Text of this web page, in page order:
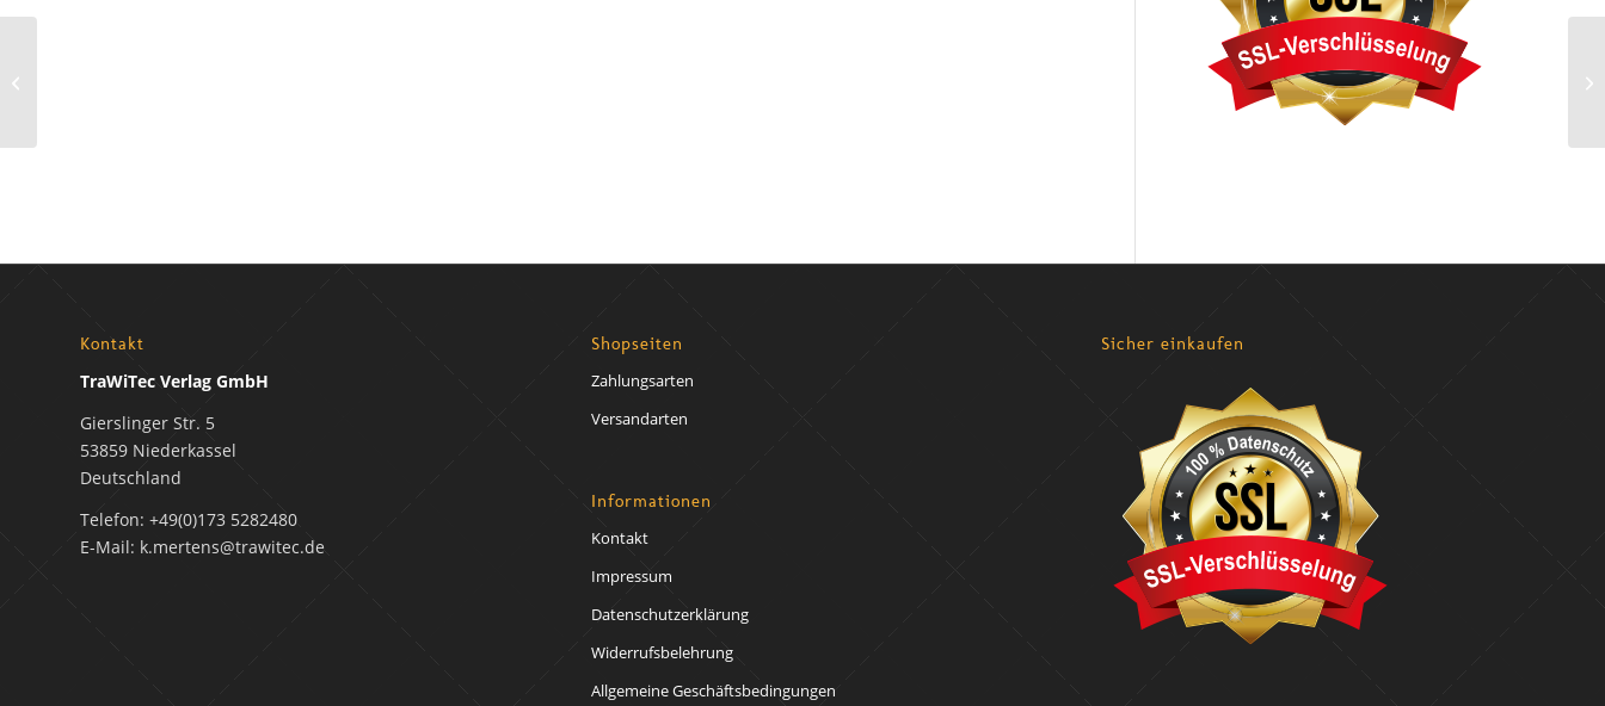
Kontakt
TraWiTec Verlag GmbH
Gierslinger Str. 5
53859 Niederkassel
Deutschland
Telefon: +49(0)173 5282480
E-Mail: k.mertens@trawitec.de
Shopseiten
Zahlungsarten
Versandarten
Informationen
Kontakt
Impressum
Datenschutzerklärung
Widerrufsbelehrung
Allgemeine Geschäftsbedingungen
Sicher einkaufen